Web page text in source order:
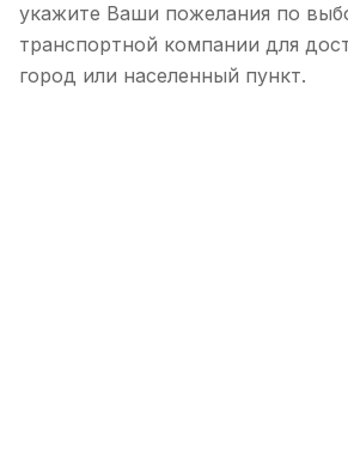
укажите Ваши пожелания по
транспортной компании для
город или населенный пункт.